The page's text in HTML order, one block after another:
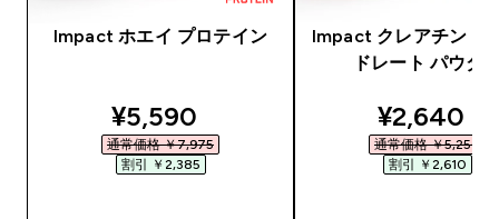
Impact ホエイ プロテイン
discounted price
¥5,590‎
通常価格 ￥7,975‎
割引 ￥2,385‎
Impact クレアチン モ
ドレート パウダ
¥2,640‎
通常価格 ￥5,250‎
割引 ￥2,610‎